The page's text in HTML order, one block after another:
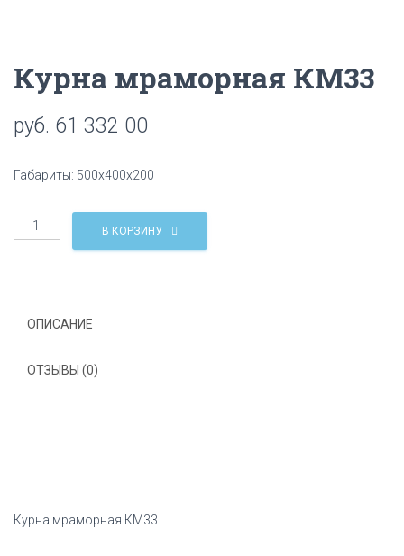
Курна мраморная КМ33
руб. 61 332 00
Габариты: 500х400х200
Количество
Курна
В КОРЗИНУ
ОПИСАНИЕ
ОТЗЫВЫ (0)
Курна мраморная КМ33